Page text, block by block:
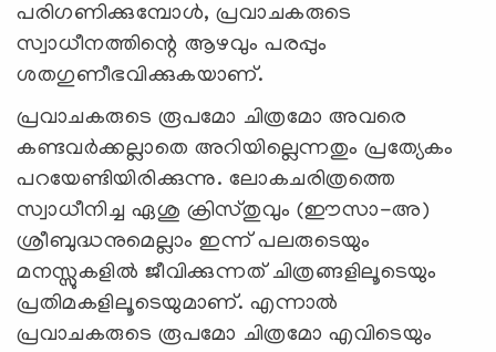
പരിഗണിക്കുമ്പോള്‍, പ്രവാചകരുടെ
സ്വാധീനത്തിന്റെ ആഴവും പരപ്പും
ശതഗുണീഭവിക്കുകയാണ്.
പ്രവാചകരുടെ രൂപമോ ചിത്രമോ അവരെ
കണ്ടവര്‍ക്കല്ലാതെ അറിയില്ലെന്നതും പ്രത്യേകം
പറയേണ്ടിയിരിക്കുന്നു. ലോകചരിത്രത്തെ
സ്വാധീനിച്ച ഏശു ക്രിസ്തുവും (ഈസാ-അ)
ശ്രീബുദ്ധനുമെല്ലാം ഇന്ന് പലരുടെയും
മനസ്സുകളില്‍ ജീവിക്കുന്നത് ചിത്രങ്ങളിലൂടെയും
പ്രതിമകളിലൂടെയുമാണ്. എന്നാല്‍
പ്രവാചകരുടെ രൂപമോ ചിത്രമോ എവിടെയും